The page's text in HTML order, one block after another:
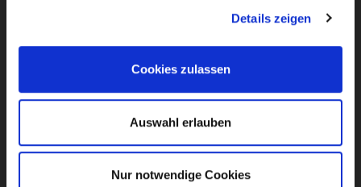
Details zeigen
Cookies zulassen
Auswahl erlauben
Nur notwendige Cookies
09721931-200
Strom, Wasser, Wärme, Internet
09721931-361